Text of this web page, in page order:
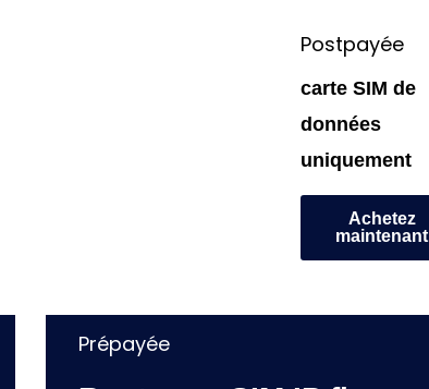
Postpayée
carte SIM de
données
uniquement
Achetez
maintenant
Prépayée